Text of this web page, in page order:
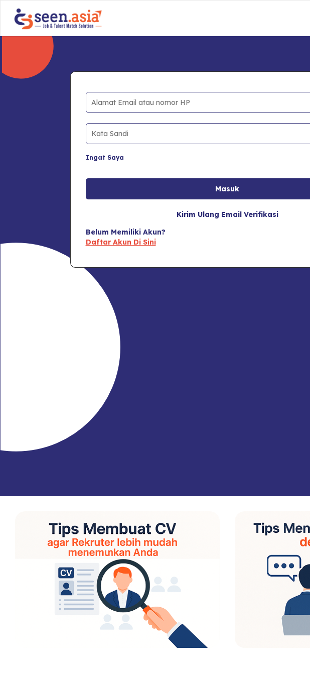
Ingat Saya
Kirim Ulang Email Verifikasi
Belum Memiliki Akun?
Daftar Akun Di Sini